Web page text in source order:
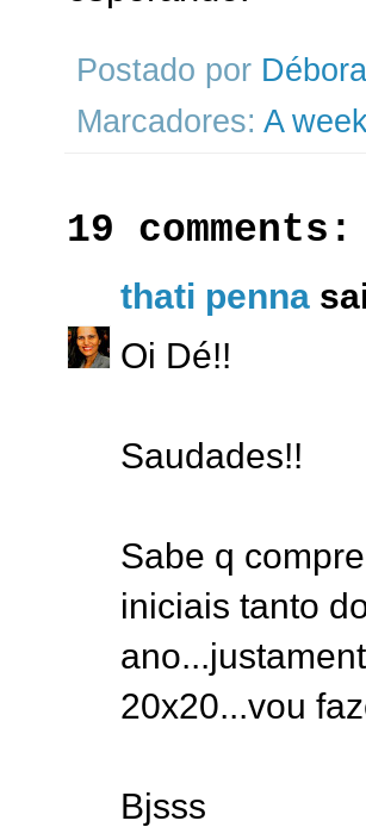
Postado por
Marcadores: A
19 comments:
thati penna
Oi Dé!!
Saudades!!
Sabe q
iniciais tanto
20x20...vou
Bjsss